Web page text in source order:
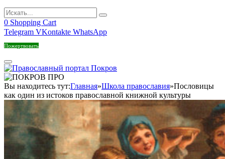
0 Shopping Cart
Telegram VKontakte WhatsApp
Пожертвовать
Вы находитесь тут:Главная»Школа православия»Пословицы
как один из истоков православной книжной культуры